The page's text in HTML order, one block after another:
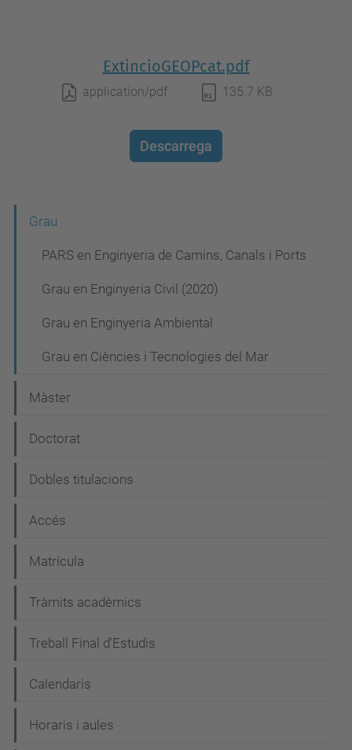
ExtincioGEOPcat.pdf
application/pdf 135.7 KB
Descarrega
c
i
Grau
PARS en Enginyeria de Camins, Canals i Ports
Grau en Enginyeria Civil (2020)
Grau en Enginyeria Ambiental
Grau en Ciències i Tecnologies del Mar
Màster
Doctorat
Dobles titulacions
Accés
Matrícula
Tràmits acadèmics
Treball Final d'Estudis
Calendaris
Horaris i aules